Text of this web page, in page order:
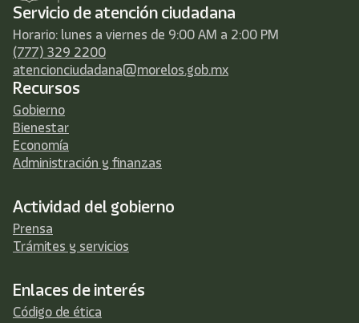
Servicio de atención ciudadana
Horario: lunes a viernes de 9:00 AM a 2:00 PM
(777) 329 2200
atencionciudadana@morelos.gob.mx
Recursos
Gobierno
Bienestar
Economía
Administración y finanzas
Actividad del gobierno
Prensa
Trámites y servicios
Enlaces de interés
Código de ética